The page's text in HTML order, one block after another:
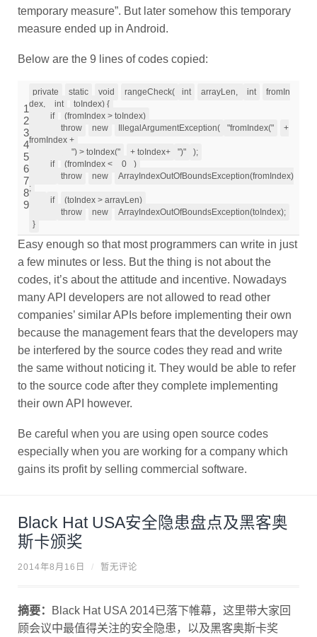
temporary measure”. But later somehow this temporary
measure ended up in Android.
Below are the 9 lines of codes copied:
1
2
3
4
5
6
7
8
9
private static void rangeCheck( int arrayLen, int
fromIn
dex,
int
toIndex) {
if
(fromIndex > toIndex)
throw new IllegalArgumentException( "fromIndex("
+
fromIndex +
") > toIndex("
+ toIndex+ ")"
);
if
(fromIndex < 0
)
throw
new ArrayIndexOutOfBoundsException(fromIndex)
;
if
(toIndex > arrayLen)
throw
new ArrayIndexOutOfBoundsException(toIndex);
}
Easy enough so that most programmers can write in just
a few minutes or less. But the thing is not about the
codes, it’s about the attitude and incentive. Nowadays
many API developers are not allowed to read other
companies’ similar APIs before implementing their own
because the management fears that the developers may
be interfered by the source codes they read and write
the same without noticing it. They would be able to refer
to the source code after they complete implementing
their own API however.
Be careful when you are using open source codes
especially when you are working for a company which
gains its profit by selling commercial software.
Black Hat USA安全隐患盘点及黑客奥
斯卡颁奖
2014年8月16日 / 暂无评论
摘要： Black Hat USA 2014已落下帷幕，这里带大家回
顾会议中最值得关注的安全隐患，以及黑客奥斯卡奖